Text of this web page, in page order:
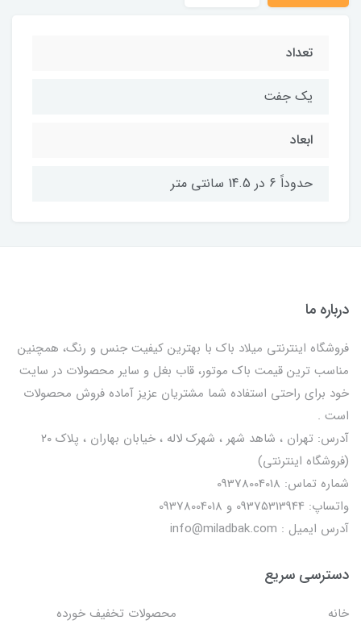
تعداد
یک جفت
ابعاد
حدوداً 6 در 14.5 سانتی متر
درباره ما
فروشگاه اینترنتی میلاد باک با بهترین کیفیت جنس و رنگ، همچنین
مناسب ترین قیمت باک موتور، قاب بغل و سایر محصولات در سایت
خود برای راحتی استفاده شما مشتریان عزیز آماده فروش محصولات
است .
آدرس: تهران ، شاهد شهر ، شهرک لاله ، خیابان بهاران ، پلاک ۲۰
(فروشگاه اینترنتی)
شماره تماس: 09378004018
واتساپ: 09375313944 و 09378004018
آدرس ایمیل : info@miladbak.com
دسترسی سریع
خانه محصولات تخفیف خورده